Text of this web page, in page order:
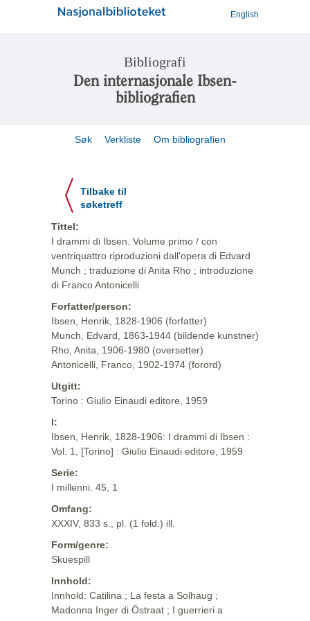
English
Bibliografi
Den internasjonale Ibsen-
bibliografien
Søk Verkliste Om bibliografien
Tilbake til
søketreff
Tittel:
I drammi di Ibsen. Volume primo / con
ventriquattro riproduzioni dall'opera di Edvard
Munch ; traduzione di Anita Rho ; introduzione
di Franco Antonicelli
Forfatter/person:
Ibsen, Henrik, 1828-1906 (forfatter)
Munch, Edvard, 1863-1944 (bildende kunstner)
Rho, Anita, 1906-1980 (oversetter)
Antonicelli, Franco, 1902-1974 (forord)
Utgitt:
Torino : Giulio Einaudi editore, 1959
I:
Ibsen, Henrik, 1828-1906: I drammi di Ibsen :
Vol. 1, [Torino] : Giulio Einaudi editore, 1959
Serie:
I millenni. 45, 1
Omfang:
XXXIV, 833 s., pl. (1 fold.) ill.
Form/genre:
Skuespill
Innhold:
Innhold: Catilina ; La festa a Solhaug ;
Madonna Inger di Östraat ; I guerrieri a